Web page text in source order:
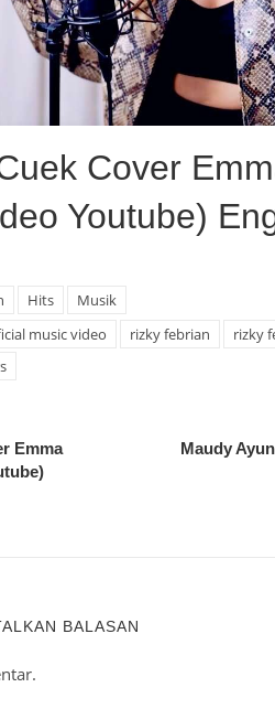
Cover
Youtube)
Hits Musik
music video rizky febrian
rizky
Emma
Maudy
BALASAN